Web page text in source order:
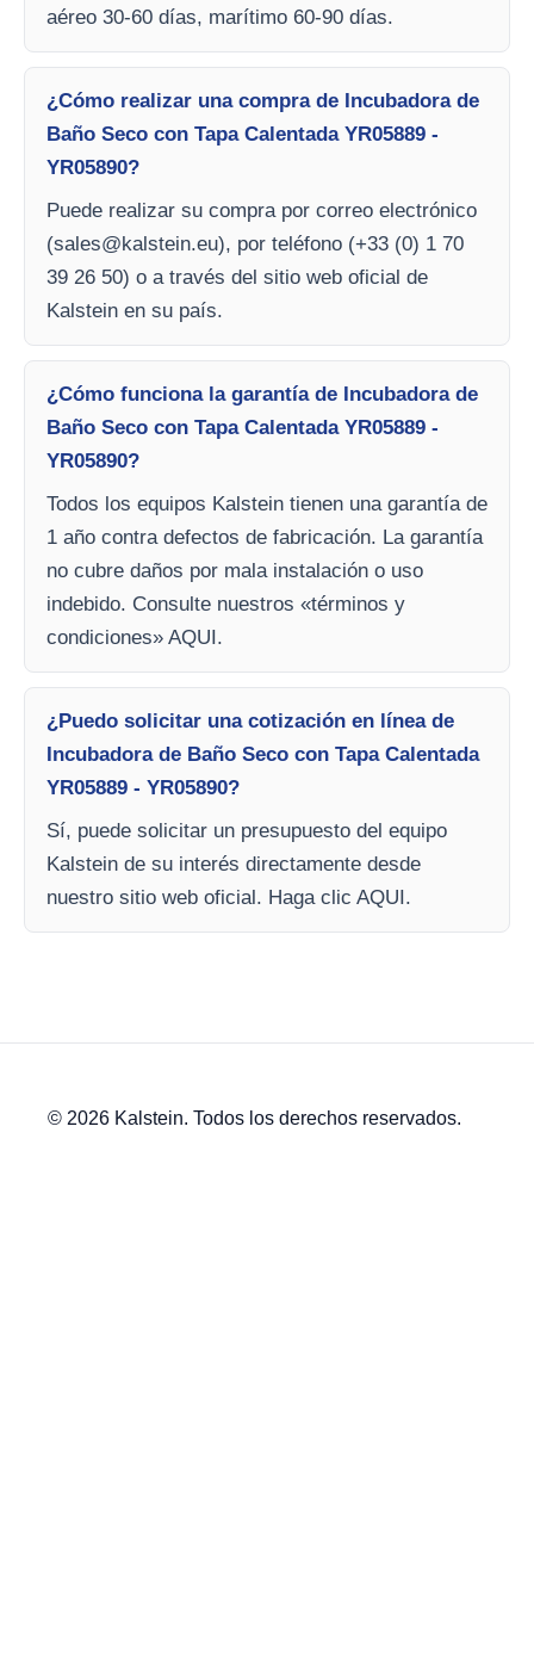
aéreo 30-60 días, marítimo 60-90 días.
¿Cómo realizar una compra de Incubadora de
Baño Seco con Tapa Calentada YR05889 -
YR05890?
Puede realizar su compra por correo electrónico
(sales@kalstein.eu), por teléfono (+33 (0) 1 70
39 26 50) o a través del sitio web oficial de
Kalstein en su país.
¿Cómo funciona la garantía de Incubadora de
Baño Seco con Tapa Calentada YR05889 -
YR05890?
Todos los equipos Kalstein tienen una garantía de
1 año contra defectos de fabricación. La garantía
no cubre daños por mala instalación o uso
indebido. Consulte nuestros «términos y
condiciones» AQUI.
¿Puedo solicitar una cotización en línea de
Incubadora de Baño Seco con Tapa Calentada
YR05889 - YR05890?
Sí, puede solicitar un presupuesto del equipo
Kalstein de su interés directamente desde
nuestro sitio web oficial. Haga clic AQUI.
© 2026 Kalstein. Todos los derechos reservados.